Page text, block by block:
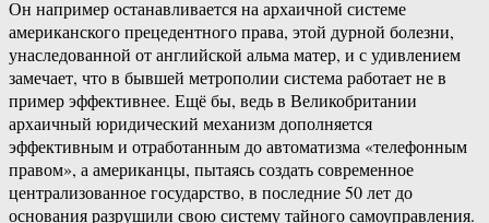
Он например останавливается на архаичной системе
американского прецедентного права, этой дурной болезни,
унаследованной от английской альма матер, и с удивлением
замечает, что в бывшей метрополии система работает не в
пример эффективнее. Ещё бы, ведь в Великобритании
архаичный юридический механизм дополняется
эффективным и отработанным до автоматизма «телефонным
правом», а американцы, пытаясь создать современное
централизованное государство, в последние 50 лет до
основания разрушили свою систему тайного самоуправления.